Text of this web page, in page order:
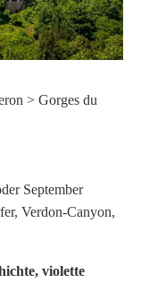
> Gorges du
September
Verdon-Canyon,
violette